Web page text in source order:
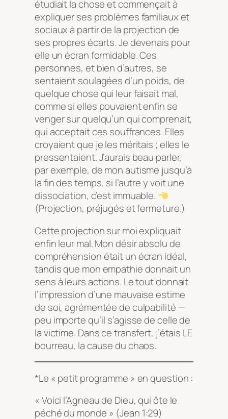
étudiait la chose et commençait à
expliquer ses problèmes familiaux et
sociaux à partir de la projection de
ses propres écarts. Je devenais pour
elle un écran formidable. Ces
personnes, et bien d’autres, se
sentaient soulagées d’un poids, de
quelque chose qui leur faisait mal,
comme si elles pouvaient enfin se
venger sur quelqu’un qui comprenait,
qui acceptait ces souffrances. Elles
croyaient que je les méritais ; elles le
pressentaient. J’aurais beau parler,
par exemple, de mon autisme jusqu’à
la fin des temps, si l’autre y voit une
dissociation, c’est immuable.
(Projection, préjugés et fermeture.)
Cette projection sur moi expliquait
enfin leur mal. Mon désir absolu de
compréhension était un écran idéal,
tandis que mon empathie donnait un
sens à leurs actions. Le tout donnait
l’impression d’une mauvaise estime
de soi, agrémentée de culpabilité —
peu importe qu’il s’agisse de celle de
la victime. Dans ce transfert, j’étais LE
bourreau, la cause du chaos.
*Le « petit programme » en question :
« Voici l’Agneau de Dieu, qui ôte le
péché du monde » (Jean 1:29)